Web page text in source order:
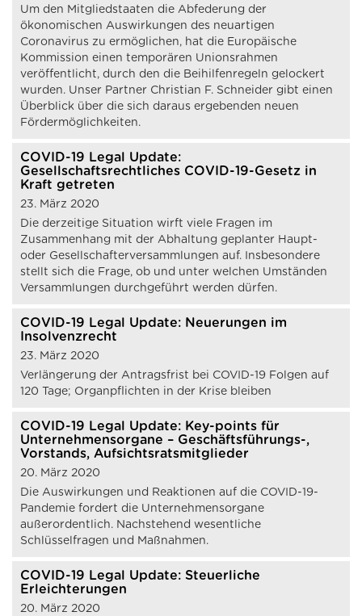
Um den Mitgliedstaaten die Abfederung der
ökonomischen Auswirkungen des neuartigen
Coronavirus zu ermöglichen, hat die Europäische
Kommission einen temporären Unionsrahmen
veröffentlicht, durch den die Beihilfenregeln gelockert
wurden. Unser Partner Christian F. Schneider gibt einen
Überblick über die sich daraus ergebenden neuen
Fördermöglichkeiten.
COVID-19 Legal Update:
Gesellschaftsrechtliches COVID-19-Gesetz in
Kraft getreten
23. März 2020
Die derzeitige Situation wirft viele Fragen im
Zusammenhang mit der Abhaltung geplanter Haupt-
oder Gesellschafterversammlungen auf. Insbesondere
stellt sich die Frage, ob und unter welchen Umständen
Versammlungen durchgeführt werden dürfen.
COVID-19 Legal Update: Neuerungen im
Insolvenzrecht
23. März 2020
Verlängerung der Antragsfrist bei COVID-19 Folgen auf
120 Tage; Organpflichten in der Krise bleiben
COVID-19 Legal Update: Key-points für
Unternehmensorgane – Geschäftsführungs-,
Vorstands, Aufsichtsratsmitglieder
20. März 2020
Die Auswirkungen und Reaktionen auf die COVID-19-
Pandemie fordert die Unternehmensorgane
außerordentlich. Nachstehend wesentliche
Schlüsselfragen und Maßnahmen.
COVID-19 Legal Update: Steuerliche
Erleichterungen
20. März 2020